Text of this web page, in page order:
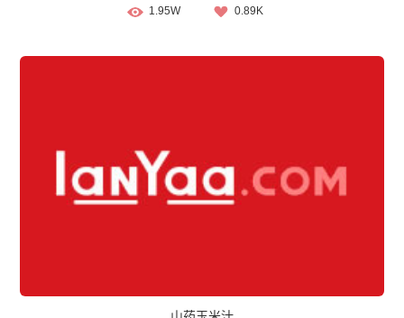
1.95W 0.89K